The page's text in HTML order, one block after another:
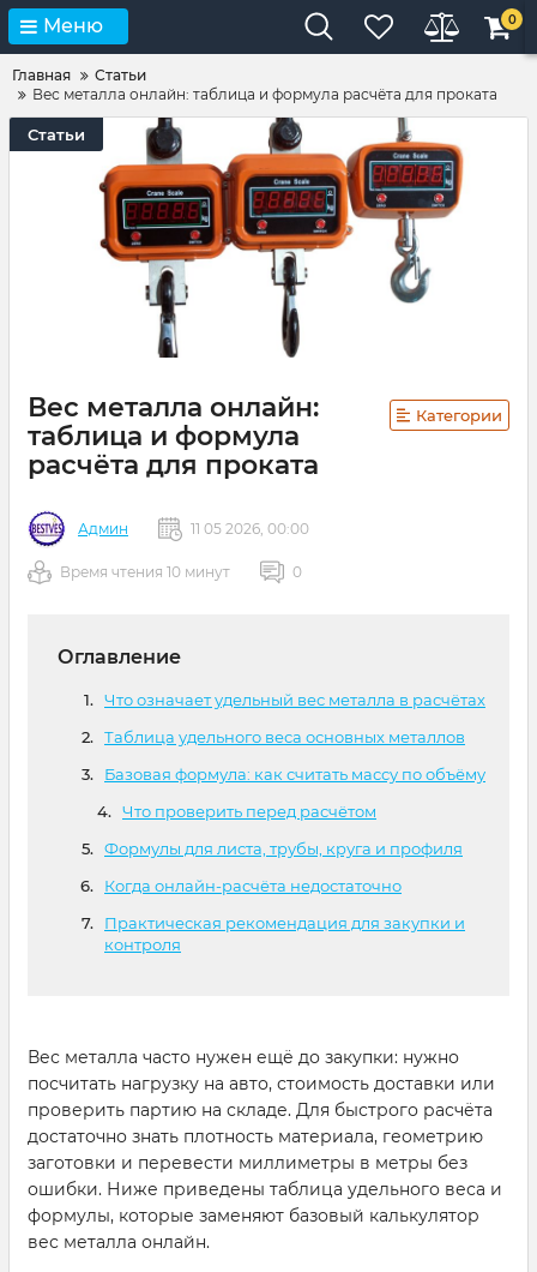
Меню 0
Главная
Статьи
Вес металла онлайн: таблица и формула расчёта для проката
Статьи
Вес металла онлайн:
таблица и формула
расчёта для проката
Категории
Админ 11 05 2026, 00:00
Время чтения 10 минут 0
Оглавление
Что означает удельный вес металла в расчётах
Таблица удельного веса основных металлов
Базовая формула: как считать массу по объёму
Что проверить перед расчётом
Формулы для листа, трубы, круга и профиля
Когда онлайн-расчёта недостаточно
Практическая рекомендация для закупки и
контроля
Вес металла часто нужен ещё до закупки: нужно
посчитать нагрузку на авто, стоимость доставки или
проверить партию на складе. Для быстрого расчёта
достаточно знать плотность материала, геометрию
заготовки и перевести миллиметры в метры без
ошибки. Ниже приведены таблица удельного веса и
формулы, которые заменяют базовый калькулятор
вес металла онлайн.